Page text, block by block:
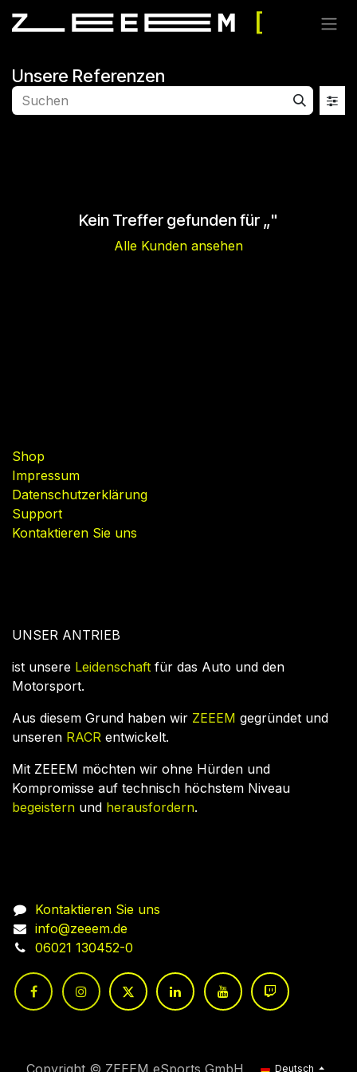
Unsere Referenzen
Kein Treffer gefunden für „"
Alle Kunden ansehen
Shop
Impressum
Datenschutzerklärung
Support
Kontaktieren Sie uns
UNSER ANTRIEB
ist unsere Leidenschaft für das Auto und den
Motorsport.
Aus diesem Grund haben wir ZEEEM gegründet und
unseren RACR entwickelt.
Mit ZEEEM möchten wir ohne Hürden und
Kompromisse auf technisch höchstem Niveau
begeistern und herausfordern.
Kontaktieren Sie uns
info@zeeem.de
06021 130452-0
Copyright © ZEEEM eSports GmbH Deutsch